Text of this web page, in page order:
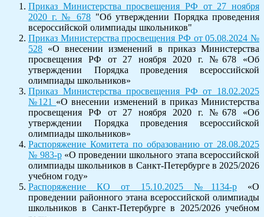
Приказ Министерства просвещения РФ от 27 ноября
2020 г. № 678 "Об утверждении Порядка проведения
всероссийской олимпиады школьников"
Приказ Министерства просвещения РФ от 05.08.2024 №
528 «О внесении изменений в приказ Министерства
просвещения РФ от 27 ноября 2020 г. №678 «Об
утверждении Порядка проведения всероссийской
олимпиады школьников»
Приказ Министерства просвещения РФ от 18.02.2025
№121 «О внесении изменений в приказ Министерства
просвещения РФ от 27 ноября 2020 г. №678 «Об
утверждении Порядка проведения всероссийской
олимпиады школьников»
Распоряжение Комитета по образованию от 28.08.2025
№ 983-р«О проведении школьного этапа всероссийской
олимпиады школьников в Санкт-Петербурге в 2025/2026
учебном году»
Распоряжение КО от 15.10.2025 №1134-р«О
проведении районного этана всероссийской олимпиады
школьников в Санкт-Петербурге в 2025/2026 учебном